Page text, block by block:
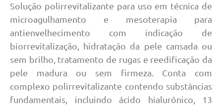
Solução polirrevitalizante para uso em técnica de
microagulhamento e mesoterapia para
antienvelhecimento com indicação de
biorrevitalização, hidratação da pele cansada ou
sem brilho, tratamento de rugas e reedificação da
pele madura ou sem firmeza. Conta com
complexo polirrevitalizante contendo substâncias
fundamentais, incluindo ácido hialurônico, 13